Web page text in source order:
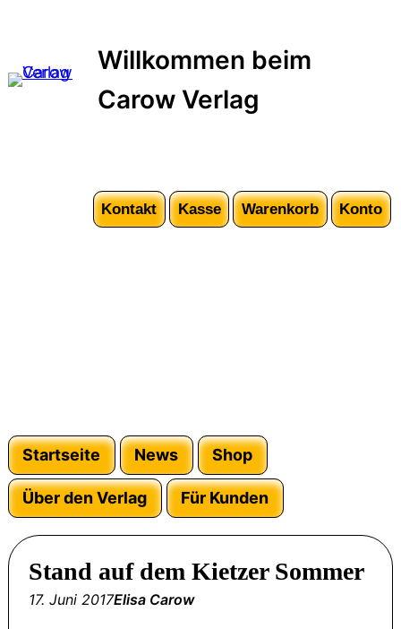
springen
Willkommen beim
Carow Verlag
Kontakt Kasse Warenkorb Konto
Startseite News Shop
Über den Verlag Für Kunden
Stand auf dem Kietzer Sommer
17. Juni 2017Elisa Carow